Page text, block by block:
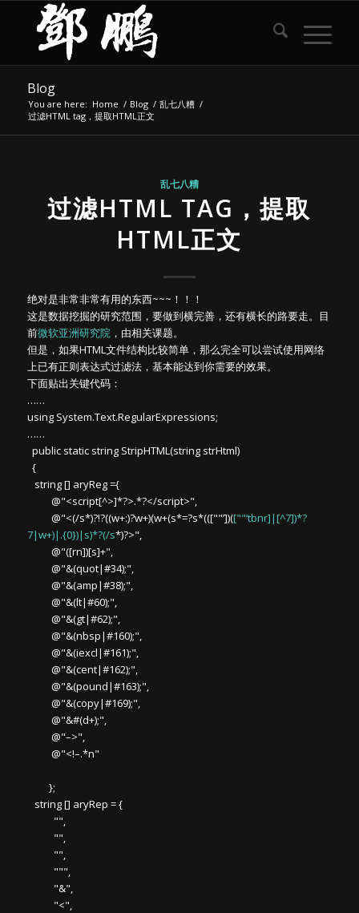
Blog
You are here: Home / Blog / 乱七八糟 /
过滤HTML tag，提取HTML正文
乱七八糟
过滤HTML TAG，提取
HTML正文
绝对是非常非常有用的东西~~~！！！
这是数据挖掘的研究范围，要做到横完善，还有横长的路要走。目
前微软亚洲研究院，由相关课题。
但是，如果HTML文件结构比较简单，那么完全可以尝试使用网络
上已有正则表达式过滤法，基本能达到你需要的效果。
下面贴出关键代码：
……
using System.Text.RegularExpressions;
……
public static string StripHTML(string strHtml)
{
string [] aryReg ={
@"<script[^>]*?>.*?</script>",
@"<(/s*)?!?((w+:)?w+)(w+(s*=?s*(([""’])([""’tbnr]|[^7])*?
7|w+)|.{0})|s)*?(/s*)?>",
@"([rn])[s]+",
@"&(quot|#34);",
@"&(amp|#38);",
@"&(lt|#60);",
@"&(gt|#62);",
@"&(nbsp|#160);",
@"&(iexcl|#161);",
@"&(cent|#162);",
@"&(pound|#163);",
@"&(copy|#169);",
@"&#(d+);",
@"–>",
@"<!–.*n"
};
string [] aryRep = {
"",
"",
"",
""",
"&",
"<",